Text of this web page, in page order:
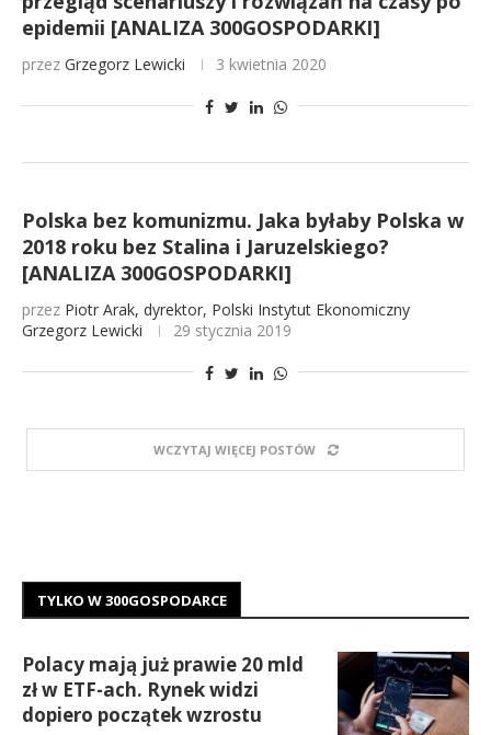
epidemii [ANALIZA 300GOSPODARKI]
przez Grzegorz Lewicki 3 kwietnia 2020
Polska bez komunizmu. Jaka byłaby Polska w
2018 roku bez Stalina i Jaruzelskiego?
[ANALIZA 300GOSPODARKI]
przez Piotr Arak, dyrektor, Polski Instytut Ekonomiczny
Grzegorz Lewicki
29 stycznia 2019
WCZYTAJ WIĘCEJ POSTÓW
TYLKO W 300GOSPODARCE
Polacy mają już prawie 20 mld
zł w ETF-ach. Rynek widzi
dopiero początek wzrostu